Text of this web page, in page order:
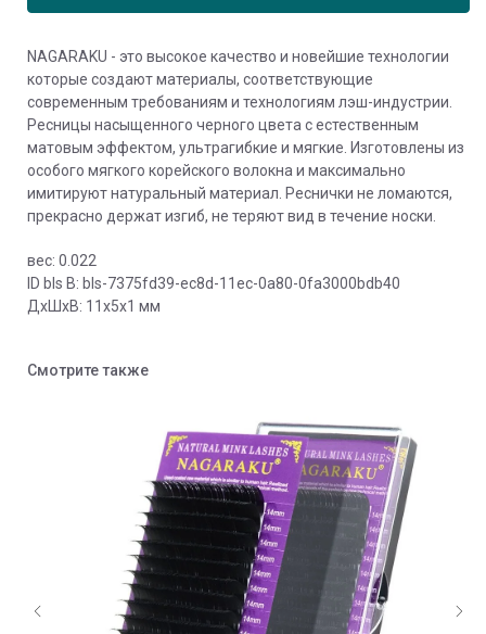
NAGARAKU - это высокое качество и новейшие технологии
которые создают материалы, соответствующие
современным требованиям и технологиям лэш-индустрии.
Ресницы насыщенного черного цвета с естественным
матовым эффектом, ультрагибкие и мягкие. Изготовлены из
особого мягкого корейского волокна и максимально
имитируют натуральный материал. Реснички не ломаются,
прекрасно держат изгиб, не теряют вид в течение носки.
вес: 0.022
ID bls В: bls-7375fd39-ec8d-11ec-0a80-0fa3000bdb40
ДxШxВ: 11x5x1 мм
Смотрите также